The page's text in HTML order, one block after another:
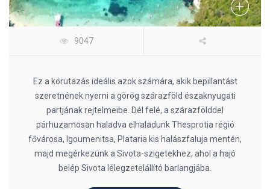
9047
Ez a körutazás ideális azok számára, akik bepillantást
szeretnének nyerni a görög szárazföld északnyugati
partjának rejtelmeibe. Dél felé, a szárazfölddel
párhuzamosan haladva elhaladunk Thesprotia régió
fővárosa, Igoumenitsa, Plataria kis halászfaluja mentén,
majd megérkezünk a Sivota-szigetekhez, ahol a hajó
belép Sivota lélegzetelállító barlangjába.